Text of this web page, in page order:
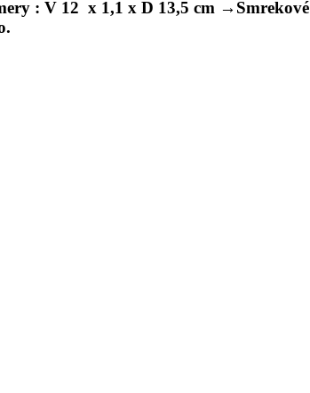
: V 12 x 1,1 x D 13,5 cm →Smrekové